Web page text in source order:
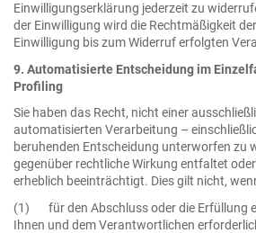
Einwilligungserklärung jederzeit zu
der Einwilligung wird die Rechtmäßigkeit
Einwilligung bis zum Widerruf erfolgten
9. Automatisierte Entscheidung im
Profiling
Sie haben das Recht, nicht einer
automatisierten Verarbeitung –
beruhenden Entscheidung unterworfen zu
gegenüber rechtliche Wirkung entfaltet
erheblich beeinträchtigt. Dies gilt nicht,
(1) für den Abschluss oder die Erfüllung
Ihnen und dem Verantwortlichen